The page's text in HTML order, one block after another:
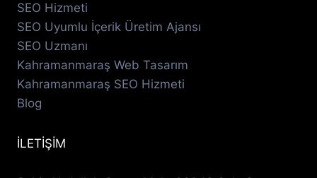
SEO Hizmeti
SEO Uyumlu İçerik Üretim Ajansı
SEO Uzmanı
Kahramanmaraş Web Tasarım
Kahramanmaraş SEO Hizmeti
Blog
İLETİŞİM